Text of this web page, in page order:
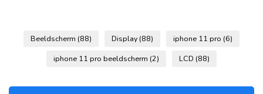
Beeldscherm (88) Display (88) iphone 11 pro (6)
iphone 11 pro beeldscherm (2) LCD (88)